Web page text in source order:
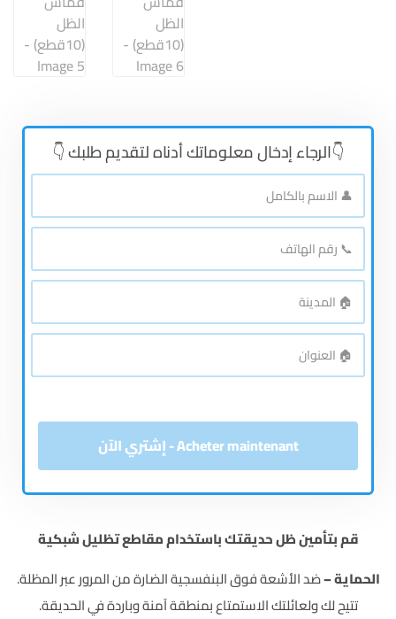
👇الرجاء إدخال معلوماتك أدناه لتقديم طلبك 👇
👤
الاسم
بالكامل*
📞
رقم
الهاتف*
🏠
المدينة*
🏠
العنوان*
Acheter maintenant - إشتري الآن
قم بتأمين ظل حديقتك باستخدام مقاطع تظليل شبكية
الحماية –ضد الأشعة فوق البنفسجية الضارة من المرور عبر المظلة.
تتيح لك ولعائلتك الاستمتاع بمنطقة آمنة وباردة في الحديقة.